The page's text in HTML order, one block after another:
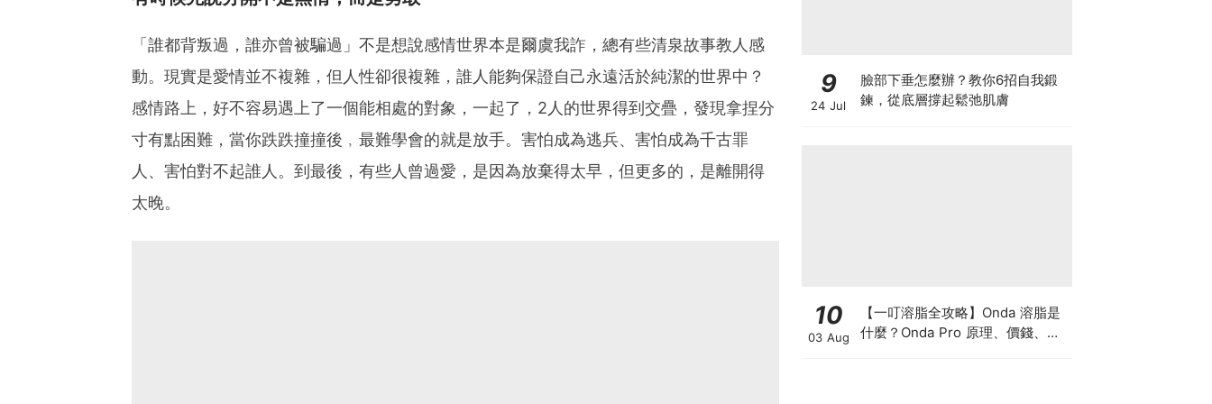
「誰都背叛過，誰亦曾被騙過」不是想說感情世界本是爾虞我詐，總有些清泉故事教人感
動。現實是愛情並不複雜，但人性卻很複雜，誰人能夠保證自己永遠活於純潔的世界中？
感情路上，好不容易遇上了一個能相處的對象，一起了，2人的世界得到交疊，發現拿捏分
寸有點困難，當你跌跌撞撞後﹐最難學會的就是放手。害怕成為逃兵、害怕成為千古罪
人、害怕對不起誰人。到最後，有些人曾過愛，是因為放棄得太早，但更多的，是離開得
太晚。
9
24 Jul
臉部下垂怎麼辦？教你6招自我鍛
鍊，從底層撐起鬆弛肌膚
10
03 Aug
【一叮溶脂全攻略】Onda 溶脂是
什麼？Onda Pro 原理、價錢、次